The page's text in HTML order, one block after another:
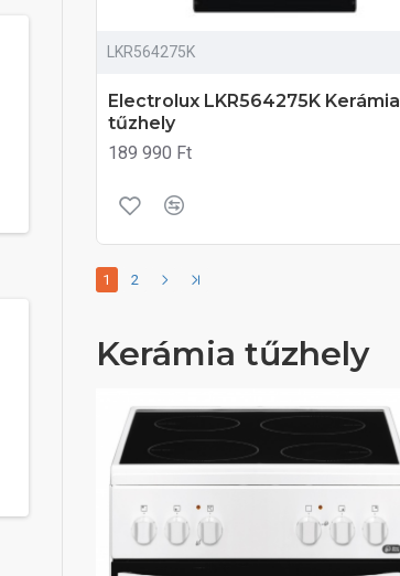
LKR564275K
Electrolux LKR564275K Kerámia
tűzhely
189 990 Ft
1 2
Kerámia tűzhely